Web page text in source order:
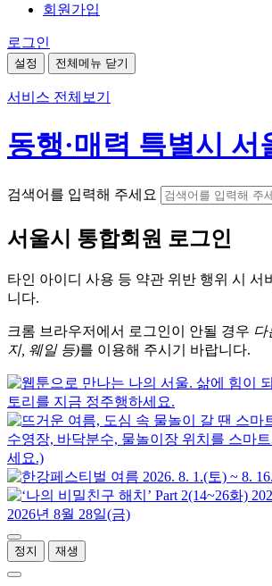
회원가입
로그인
설정 전체메뉴 닫기
서비스 전체보기
동행·매력 특별시 서
검색어를 입력해 주세요
서울시 통합회원 로그인
타인 아이디 사용 등 약관 위반 행위 시 서
니다.
크롬 브라우저에서 로그인이 안될 경우 다
지, 웨일 등)를 이용해 주시기 바랍니다.
정지 재생